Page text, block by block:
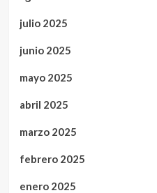
julio 2025
junio 2025
mayo 2025
abril 2025
marzo 2025
febrero 2025
enero 2025